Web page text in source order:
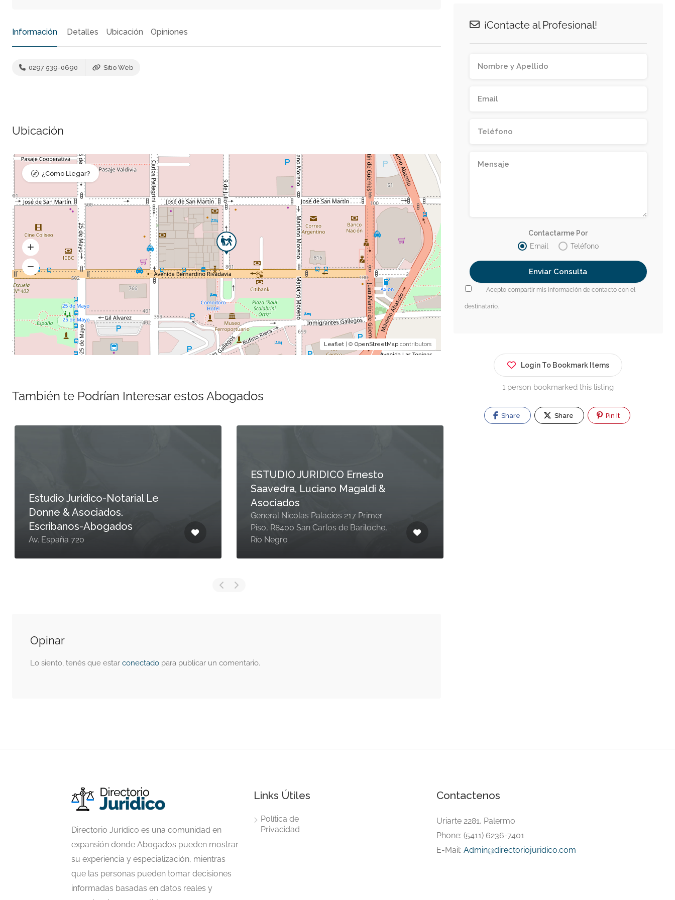
Información Detalles Ubicación Opiniones
0297 539-0690 Sitio Web
Ubicación
Leaflet | ©OpenStreetMap contributors
¿Cómo Llegar?
También te Podrían Interesar estos Abogados
Estudio Juridico-Notarial Le
Donne & Asociados.
Escribanos-Abogados
Av. España 720
ESTUDIO JURIDICO Ernesto
Saavedra, Luciano Magaldi &
Asociados
General Nicolas Palacios 217 Primer
Piso, R8400 San Carlos de Bariloche,
Río Negro
Opinar
Lo siento, tenés que estarconectado para publicar un comentario.
¡Contacte al Profesional!
Contactarme Por
Email
Teléfono
Acepto compartir mis información de contacto con el
destinatario.
Login To Bookmark Items
1 person bookmarked this listing
Share Share Pin It
Directorio Jurídico es una comunidad en
expansión donde Abogados pueden mostrar
su experiencia y especialización, mientras
que las personas pueden tomar decisiones
informadas basadas en datos reales y
Links Útiles
Política de
Privacidad
Contactenos
Uriarte 2281, Palermo
Phone: (5411) 6236-7401
E-Mail: Admin@directoriojuridico.com